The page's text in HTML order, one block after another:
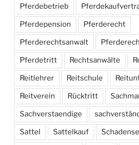
Pferdebetrieb
Pferdepension Pferderecht
Pferderechtsanwalt
Pferdetritt Rechtsanwälte
Reitlehrer Reitschule
Reitverein Rücktritt
Sachverstaendige
Sattel Sattelkauf